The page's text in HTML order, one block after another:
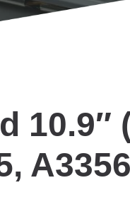
A3356